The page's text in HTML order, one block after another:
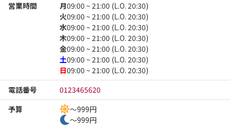
営業時間 月09:00 ~ 21:00 (L.O. 20:30)
火09:00 ~ 21:00 (L.O. 20:30)
水09:00 ~ 21:00 (L.O. 20:30)
木09:00 ~ 21:00 (L.O. 20:30)
金09:00 ~ 21:00 (L.O. 20:30)
土09:00 ~ 21:00 (L.O. 20:30)
日09:00 ~ 21:00 (L.O. 20:30)
電話番号
0123465620
予算
～999円
～999円